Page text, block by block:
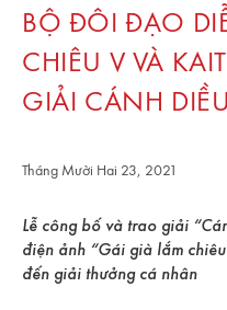
BỘ ĐÔI ĐẠO
CHIÊU V VÀ
GIẢI CÁNH
Tháng Mười Hai 23, 2021
Lễ công bố và trao giải
điện ảnh “Gái già lắm
đến giải thưởng cá nhân